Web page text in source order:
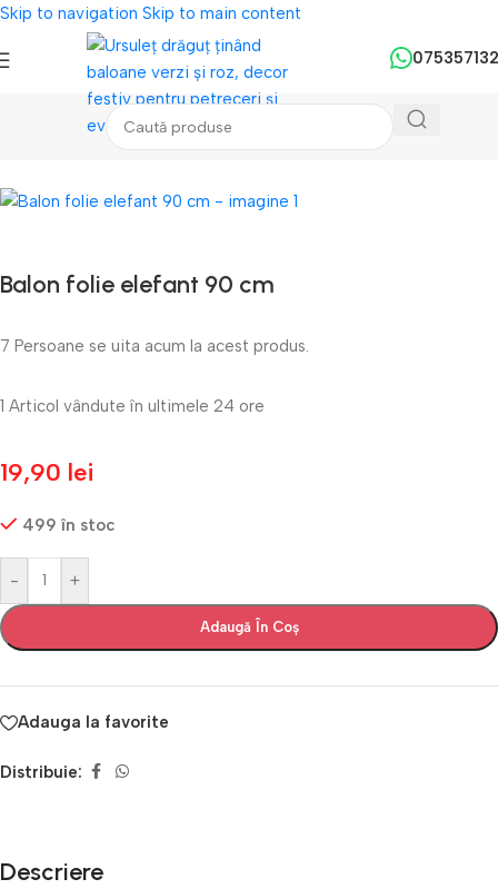
Skip to navigation Skip to main content
Baloane/Baloane Folie
Balon folie elefant 90 cm
7 Persoane se uita acum la acest produs.
1 Articol vândute în ultimele 24 ore
19,90 lei
499 în stoc
- +
Adaugă În Coș
Adauga la favorite
Distribuie:
Descriere